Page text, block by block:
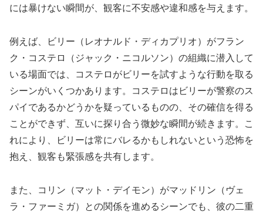
には暴けない瞬間が、観客に不安感や違和感を与えます。
例えば、ビリー（レオナルド・ディカプリオ）がフラン
ク・コステロ（ジャック・ニコルソン）の組織に潜入して
いる場面では、コステロがビリーを試すような行動を取る
シーンがいくつかあります。コステロはビリーが警察のス
パイであるかどうかを疑っているものの、その確信を得る
ことができず、互いに探り合う微妙な瞬間が続きます。こ
れにより、ビリーは常にバレるかもしれないという恐怖を
抱え、観客も緊張感を共有します。
また、コリン（マット・デイモン）がマッドリン（ヴェ
ラ・ファーミガ）との関係を進めるシーンでも、彼の二重